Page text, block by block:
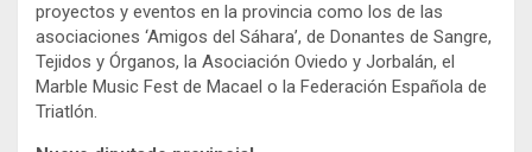
proyectos y eventos en la provincia como los de las
asociaciones ‘Amigos del Sáhara’, de Donantes de Sangre,
Tejidos y Órganos, la Asociación Oviedo y Jorbalán, el
Marble Music Fest de Macael o la Federación Española de
Triatlón.